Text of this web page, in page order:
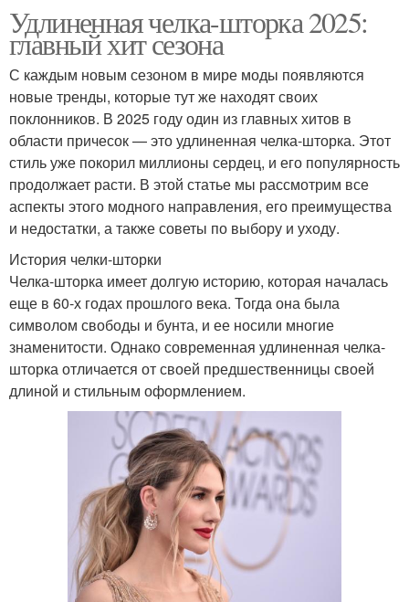
Удлиненная челка-шторка 2025:
главный хит сезона
С каждым новым сезоном в мире моды появляются
новые тренды, которые тут же находят своих
поклонников. В 2025 году один из главных хитов в
области причесок — это удлиненная челка-шторка. Этот
стиль уже покорил миллионы сердец, и его популярность
продолжает расти. В этой статье мы рассмотрим все
аспекты этого модного направления, его преимущества
и недостатки, а также советы по выбору и уходу.
История челки-шторки
Челка-шторка имеет долгую историю, которая началась
еще в 60-х годах прошлого века. Тогда она была
символом свободы и бунта, и ее носили многие
знаменитости. Однако современная удлиненная челка-
шторка отличается от своей предшественницы своей
длиной и стильным оформлением.